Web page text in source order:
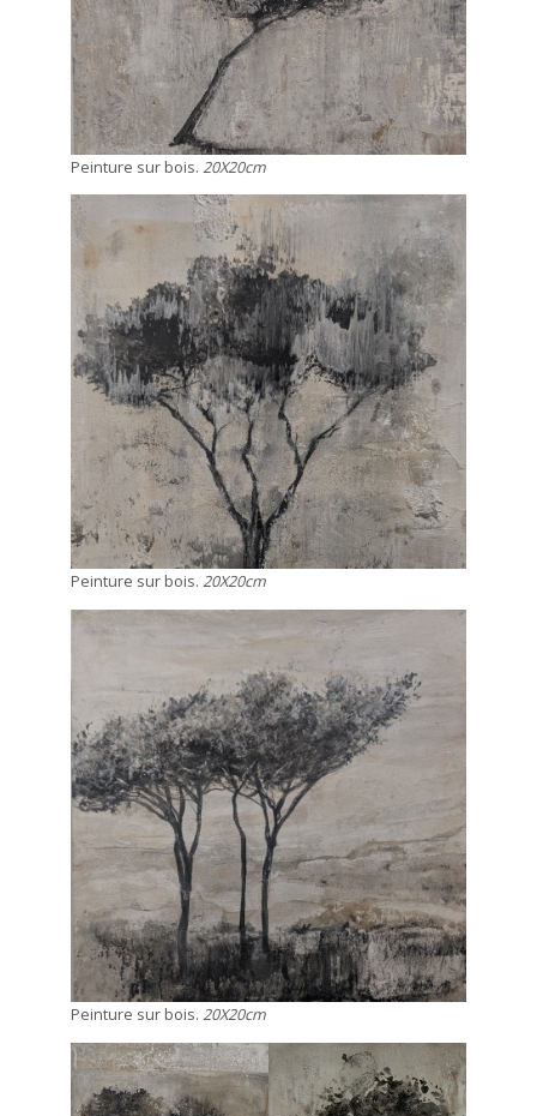
Peinture sur bois. 20X20cm
Peinture sur bois. 20X20cm
Peinture sur bois. 20X20cm